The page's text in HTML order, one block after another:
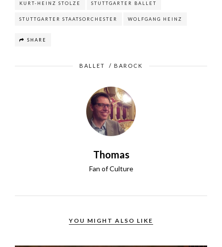
KURT-HEINZ STOLZE STUTTGARTER BALLET
STUTTGARTER STAATSORCHESTER WOLFGANG HEINZ
SHARE
BALLET / BAROCK
Thomas
Fan of Culture
YOU MIGHT ALSO LIKE